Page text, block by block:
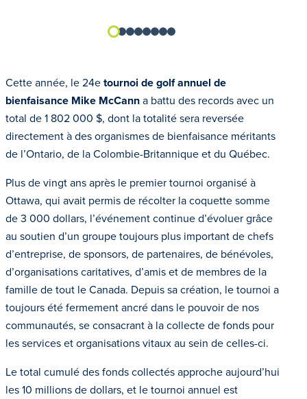
Cette année, le 24etournoi de golf annuel de
bienfaisance Mike McCanna battu des records avec un
total de 1 802 000 $, dont la totalité sera reversée
directement à des organismes de bienfaisance méritants
de l’Ontario, de la Colombie-Britannique et du Québec.
Plus de vingt ans après le premier tournoi organisé à
Ottawa, qui avait permis de récolter la coquette somme
de 3 000 dollars, l’événement continue d’évoluer grâce
au soutien d’un groupe toujours plus important de chefs
d’entreprise, de sponsors, de partenaires, de bénévoles,
d’organisations caritatives, d’amis et de membres de la
famille de tout le Canada. Depuis sa création, le tournoi a
toujours été fermement ancré dans le pouvoir de nos
communautés, se consacrant à la collecte de fonds pour
les services et organisations vitaux au sein de celles-ci.
Le total cumulé des fonds collectés approche aujourd’hui
les 10 millions de dollars, et le tournoi annuel est